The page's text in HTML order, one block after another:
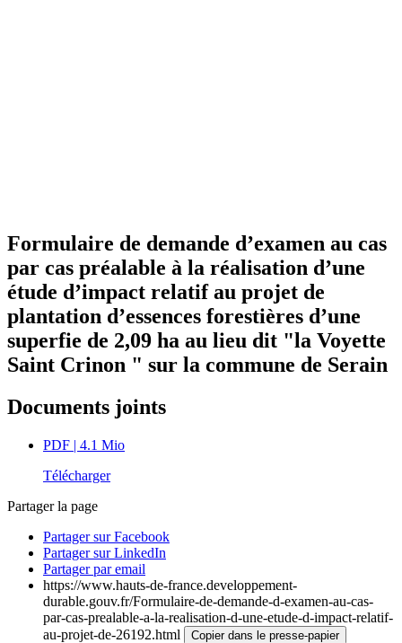
Formulaire de demande d’examen au cas
par cas préalable à la réalisation d’une
étude d’impact relatif au projet de
plantation d’essences forestières d’une
superfie de 2,09 ha au lieu dit "la Voyette
Saint Crinon " sur la commune de Serain
Documents joints
PDF | 4.1 Mio
Télécharger
Partager la page
Partager sur Facebook
Partager sur LinkedIn
Partager par email
https://www.hauts-de-france.developpement-
durable.gouv.fr/Formulaire-de-demande-d-examen-au-cas-
par-cas-prealable-a-la-realisation-d-une-etude-d-impact-relatif-
au-projet-de-26192.html
Copier dans le presse-papier